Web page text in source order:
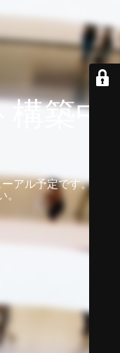
築中
アル予定です。 しば